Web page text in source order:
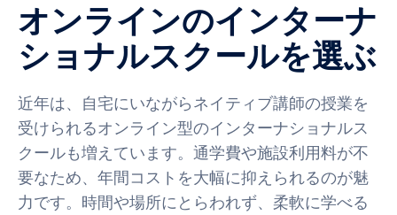
オンラインのインターナ
ショナルスクールを選ぶ
近年は、自宅にいながらネイティブ講師の授業を
受けられるオンライン型のインターナショナルス
クールも増えています。通学費や施設利用料が不
要なため、年間コストを大幅に抑えられるのが魅
力です。時間や場所にとらわれず、柔軟に学べる